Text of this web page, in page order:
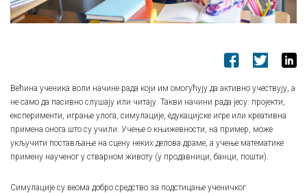
Већина ученика воли начине рада који им омогућују да активно учествују, а
не само да пасивно слушају или читају. Такви начини рада јесу: пројекти,
експерименти, играње улога, симулације, едукацијске игре или креативна
примена онога што су учили. Учење о књижевности, на пример, може
укључити постављање на сцену неких делова драме, а учење математике
примену наученог у стварном животу (у продавници, банци, пошти).
Симулације су веома добро средство за подстицање ученичког